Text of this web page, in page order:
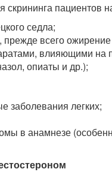
скрининга пациентов
седла;
прежде всего
влияющими на
опиаты и др.);
заболевания легких;
в анамнезе